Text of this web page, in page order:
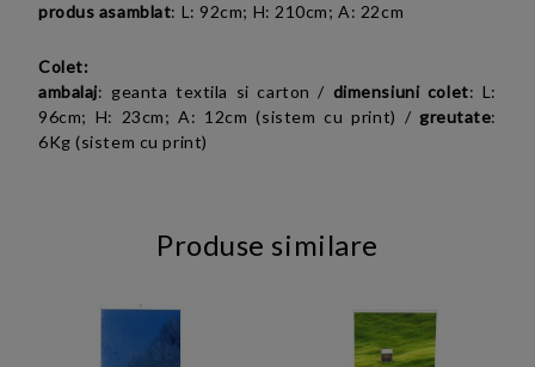
produs asamblat: L: 92cm; H: 210cm; A: 22cm
Colet:
ambalaj: geanta textila si carton / dimensiuni colet: L:
96cm; H: 23cm; A: 12cm (sistem cu print) / greutate:
6Kg (sistem cu print)
Produse similare